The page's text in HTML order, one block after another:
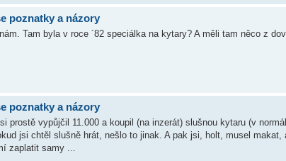
poznatky a názory
Tam byla v roce ´82 speciálka na kytary? A měli tam něco z
poznatky a názory
prostě vypůjčil 11.000 a koupil (na inzerát) slušnou kytaru (v
jsi chtěl slušně hrát, nešlo to jinak. A pak jsi, holt, musel
zaplatit samy ...